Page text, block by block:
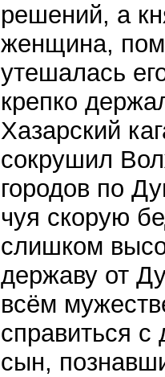
решений, а
женщина,
утешалась
крепко
Хазарский
сокрушил
городов по
чуя скорую
слишком
державу от
всём
справиться
сын,